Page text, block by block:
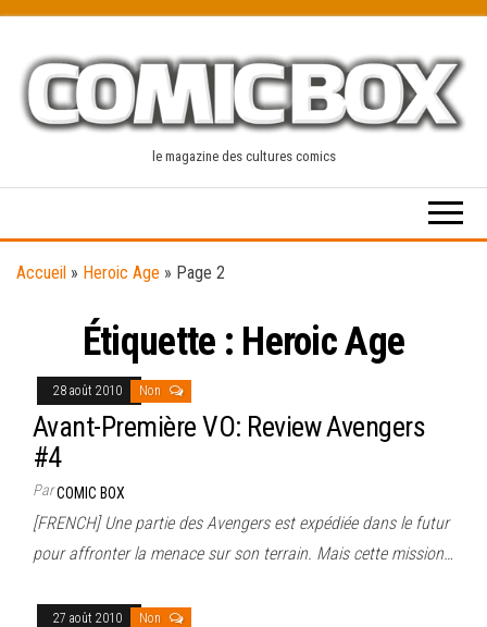
content
le magazine des cultures comics
Accueil » Heroic Age » Page 2
Étiquette : Heroic Age
28 août 2010 Non
Avant-Première VO: Review Avengers
#4
ParCOMIC BOX
[FRENCH] Une partie des Avengers est expédiée dans le futur
pour affronter la menace sur son terrain. Mais cette mission…
27 août 2010 Non